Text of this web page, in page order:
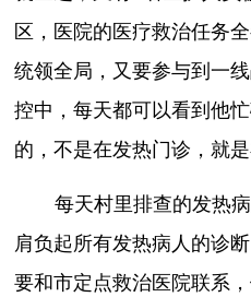
区，医院的医疗救治任务
统领全局，又要参与到一
控中，每天都可以看到他
的，不是在发热门诊，就是
每天村里排查的发热
肩负起所有发热病人的诊
要和市定点救治医院联系